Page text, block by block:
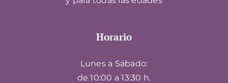
Horario
Lunes a Sábado:
de 10:00 a 13:30 h.